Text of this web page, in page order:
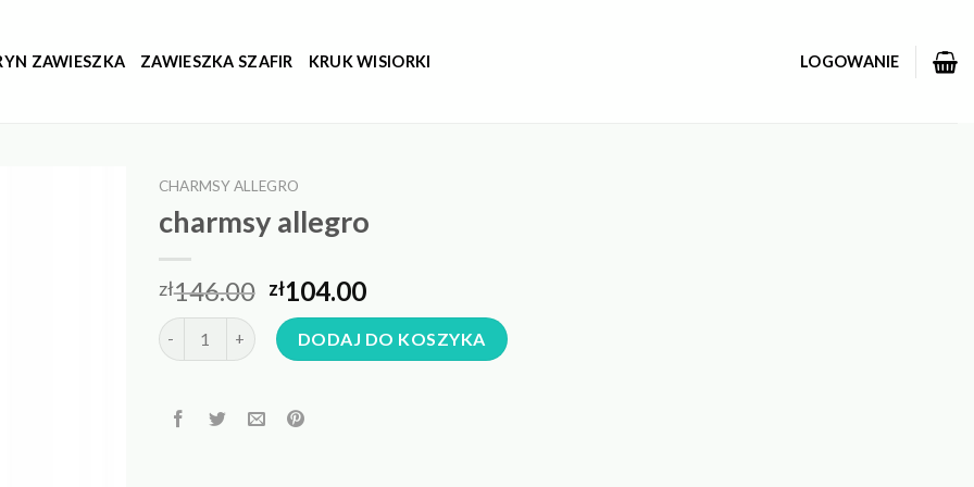
ZAWIESZKA ZAWIESZKA SZAFIR KRUK WISIORKI LOGOWANIE
CHARMSY ALLEGRO
charmsy allegro
zł146.00 zł104.00
ilość charmsy allegroDODAJ DO KOSZYKA